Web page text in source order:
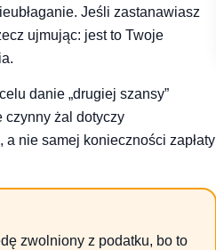
Jeśli zastanawiasz
ujmując: jest to Twoje
danie „drugiej szansy”
czynny żal dotyczy
nie samej konieczności zapłaty
zwolniony z podatku, bo to